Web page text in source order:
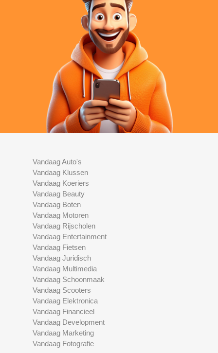
Vandaag Auto's
Vandaag Klussen
Vandaag Koeriers
Vandaag Beauty
Vandaag Boten
Vandaag Motoren
Vandaag Rijscholen
Vandaag Entertainment
Vandaag Fietsen
Vandaag Juridisch
Vandaag Multimedia
Vandaag Schoonmaak
Vandaag Scooters
Vandaag Elektronica
Vandaag Financieel
Vandaag Development
Vandaag Marketing
Vandaag Fotografie